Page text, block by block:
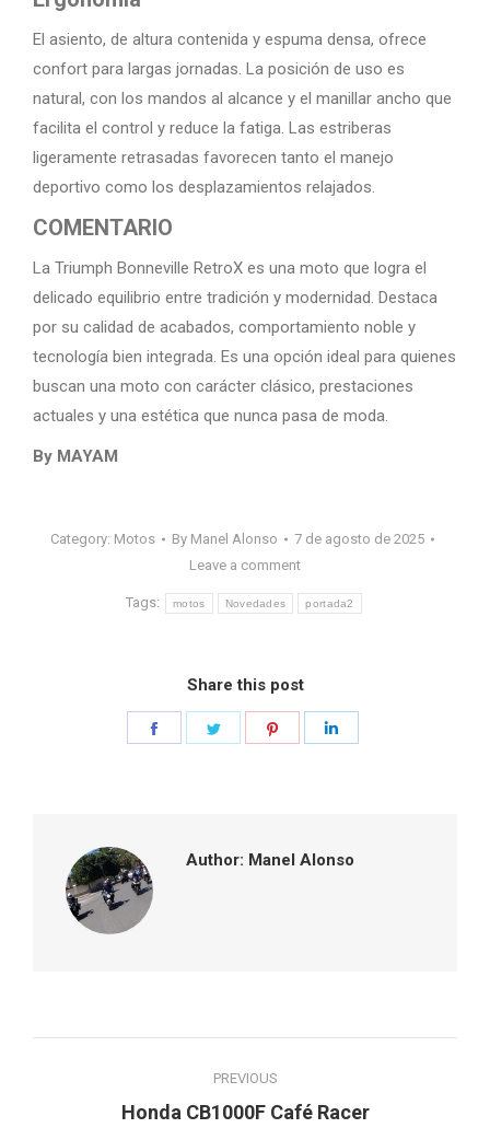
El asiento, de altura contenida y espuma densa, ofrece
confort para largas jornadas. La posición de uso es
natural, con los mandos al alcance y el manillar ancho que
facilita el control y reduce la fatiga. Las estriberas
ligeramente retrasadas favorecen tanto el manejo
deportivo como los desplazamientos relajados.
COMENTARIO
La Triumph Bonneville RetroX es una moto que logra el
delicado equilibrio entre tradición y modernidad. Destaca
por su calidad de acabados, comportamiento noble y
tecnología bien integrada. Es una opción ideal para quienes
buscan una moto con carácter clásico, prestaciones
actuales y una estética que nunca pasa de moda.
By MAYAM
Category: Motos By Manel Alonso
7 de agosto de 2025
Leave a comment
Tags: motos Novedades portada2
Share this post
Author: Manel Alonso
navigation
PREVIOUS
Previous
Honda CB1000F Café Racer